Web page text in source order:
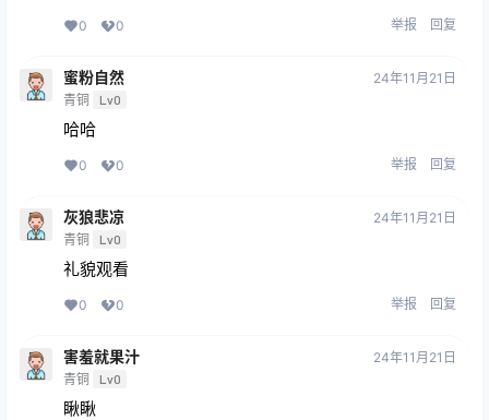
0 0 举报 回复
蜜粉自然
青铜 Lv0
24年11月21日
哈哈
0 0 举报 回复
灰狼悲凉
青铜 Lv0
24年11月21日
礼貌观看
0 0 举报 回复
害羞就果汁
青铜 Lv0
24年11月21日
瞅瞅